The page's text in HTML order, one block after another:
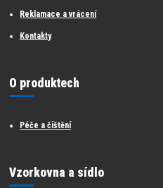
Reklamace a vrácení
Kontakty
O produktech
Péče a čištění
Vzorkovna a sídlo